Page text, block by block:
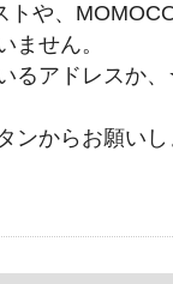
や、
ません。
るアドレスか
ンからお願い